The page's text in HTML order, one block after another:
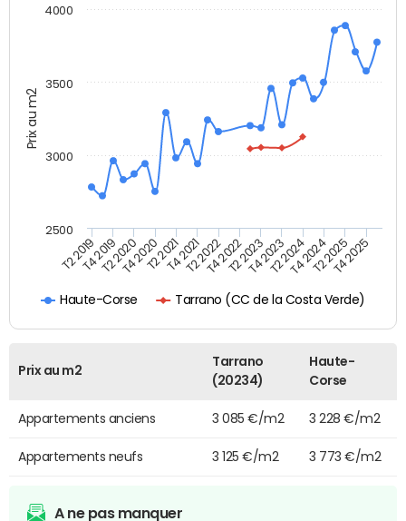
Prix au m2
Haute-Corse Tarrano (CC de la Costa Verde)
T2 2019T4 2019T2 2020T4 2020T2 2021T4 2021T2 2022T4 2022T2 2023T4 2023T2 2024T4 2024T2 2025T4 2025
2500
3000
3500
4000
Prix au m2
Tarrano
(20234)
Haute-
Corse
Appartements anciens 3 085 €/m2 3 228 €/m2
Appartements neufs 3 125 €/m2 3 773 €/m2
A ne pas manquer